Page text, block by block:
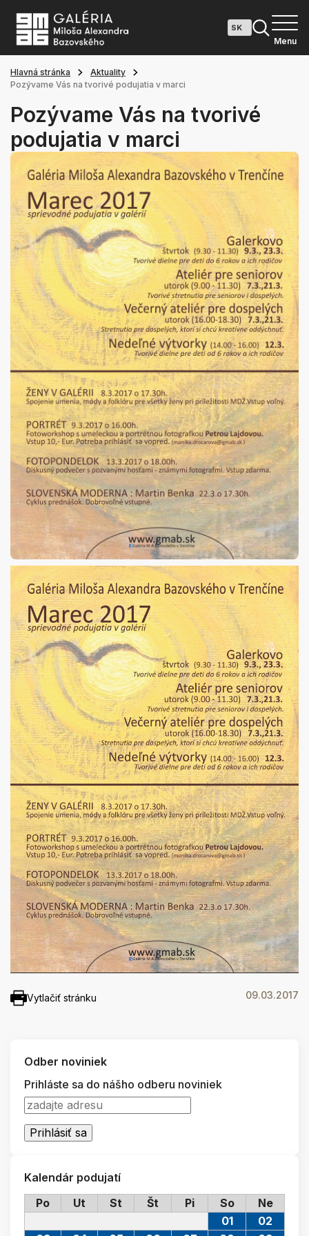
Menu
Hlavná stránka
Aktuality
Pozývame Vás na tvorivé podujatia v marci
Pozývame Vás na tvorivé
podujatia v marci
Vytlačiť stránku 09.03.2017
Odber noviniek
Prihláste sa do nášho odberu noviniek
Kalendár podujatí
Po
Ut St Št Pi So
Ne
01
02